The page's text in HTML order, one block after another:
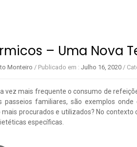
– Uma Nova
Monteiro / Publicado em : Julho 16, 2020 /
vez mais frequente o consumo de
passeios familiares, são exemplos
procurados e utilizados? No
específicas.